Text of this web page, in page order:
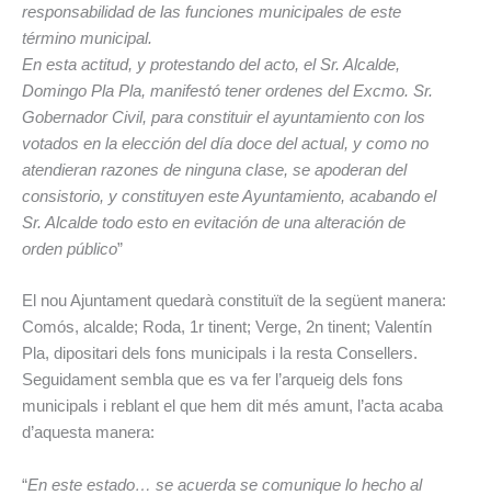
responsabilidad de las funciones municipales de este
término municipal.
En esta actitud, y protestando del acto, el Sr. Alcalde,
Domingo Pla Pla, manifestó tener ordenes del Excmo. Sr.
Gobernador Civil, para constituir el ayuntamiento con los
votados en la elección del día doce del actual, y como no
atendieran razones de ninguna clase, se apoderan del
consistorio, y constituyen este Ayuntamiento, acabando el
Sr. Alcalde todo esto en evitación de una alteración de
orden público”
El nou Ajuntament quedarà constituït de la següent manera:
Comós, alcalde; Roda, 1r tinent; Verge, 2n tinent; Valentín
Pla, dipositari dels fons municipals i la resta Consellers.
Seguidament sembla que es va fer l’arqueig dels fons
municipals i reblant el que hem dit més amunt, l’acta acaba
d’aquesta manera:
“En este estado… se acuerda se comunique lo hecho al